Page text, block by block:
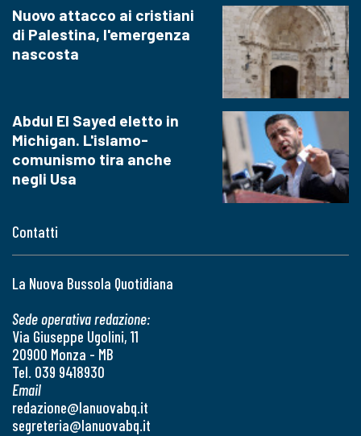
Contatti
La Nuova Bussola Quotidiana
Sede operativa redazione:
Via Giuseppe Ugolini, 11
20900 Monza - MB
Tel. 039 9418930
Email
redazione@lanuovabq.it
segreteria@lanuovabq.it
Nuovo attacco ai cristiani
di Palestina, l'emergenza
nascosta
Abdul El Sayed eletto in
Michigan. L'islamo-
comunismo tira anche
negli Usa